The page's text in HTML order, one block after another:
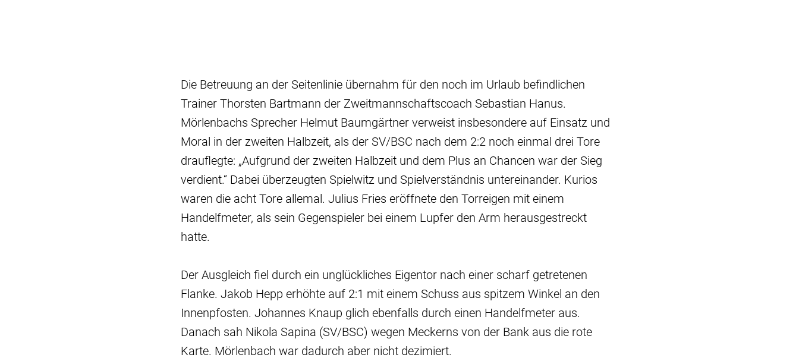
Die Betreuung an der Seitenlinie übernahm für den noch im Urlaub befindlichen
Trainer Thorsten Bartmann der Zweitmannschaftscoach Sebastian Hanus.
Mörlenbachs Sprecher Helmut Baumgärtner verweist insbesondere auf Einsatz und
Moral in der zweiten Halbzeit, als der SV/BSC nach dem 2:2 noch einmal drei Tore
drauflegte: „Aufgrund der zweiten Halbzeit und dem Plus an Chancen war der Sieg
verdient.“ Dabei überzeugten Spielwitz und Spielverständnis untereinander. Kurios
waren die acht Tore allemal. Julius Fries eröffnete den Torreigen mit einem
Handelfmeter, als sein Gegenspieler bei einem Lupfer den Arm herausgestreckt
hatte.
Der Ausgleich fiel durch ein unglückliches Eigentor nach einer scharf getretenen
Flanke. Jakob Hepp erhöhte auf 2:1 mit einem Schuss aus spitzem Winkel an den
Innenpfosten. Johannes Knaup glich ebenfalls durch einen Handelfmeter aus.
Danach sah Nikola Sapina (SV/BSC) wegen Meckerns von der Bank aus die rote
Karte. Mörlenbach war dadurch aber nicht dezimiert.